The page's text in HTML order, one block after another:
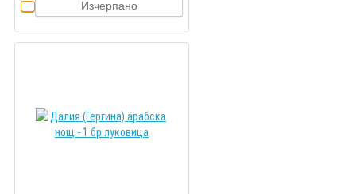
Изчерпано